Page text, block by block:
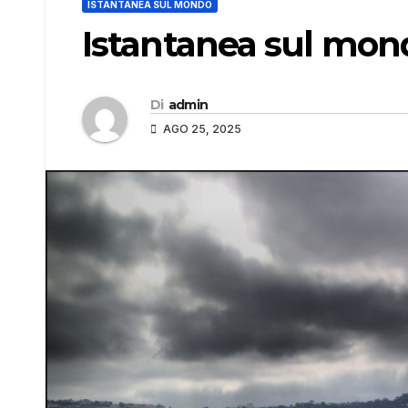
ISTANTANEA SUL MONDO
Istantanea sul
Di admin
AGO 25, 2025